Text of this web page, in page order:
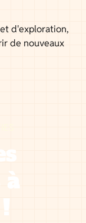
d'exploration,
de nouveaux
à